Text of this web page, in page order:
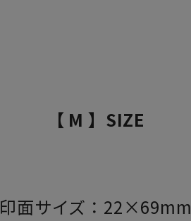
【 M 】SIZE
印面サイズ：22×69mm